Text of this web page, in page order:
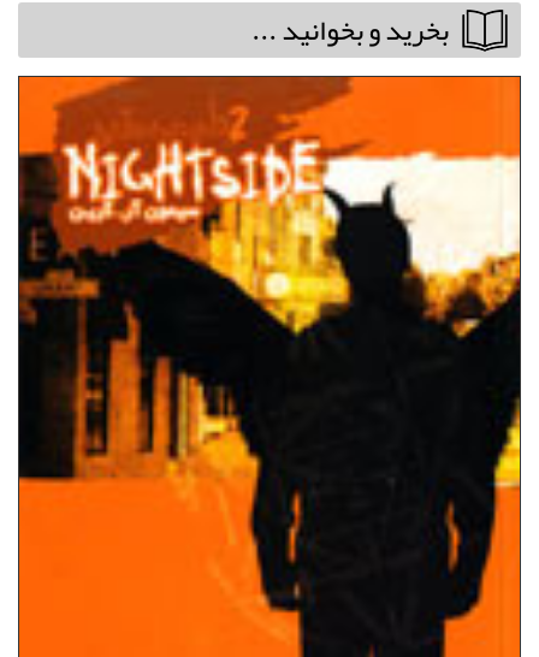
بخريد و بخوانيد ...